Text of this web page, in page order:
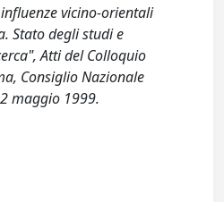
vicino-orientali
Stato degli studi e
Atti del Colloquio
Consiglio Nazionale
maggio 1999.